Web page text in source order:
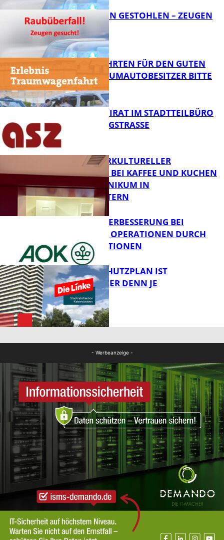
FB News
TEURE KETTEN GESTOHLEN – ZEUGEN
GESUCHT!
FB News
SPENDENFAHRTEN FÜR DEN GUTEN
ZWECK – TRAUMAUTOBESITZER BITTE
MELDEN!
FB News
SENIORENBEIRAT IM STADTTEILBÜRO
IN DER KÖNIGSTRASSE
NEUER INTERKULTURELLER
TREFFPUNKT BEI KAFFEE UND KUCHEN
IM PFALZKLINIKUM IN
KAISERSLAUTERN
FB Gesundheit
QUALITÄTSVERBESSERUNG BEI
KOMPLEXEN OPERATIONEN DURCH
KONZENTRATIONEN
EIN HITZESCHUTZPLAN IST
NOTWENDIGER DENN JE
- Werbeanzeige -